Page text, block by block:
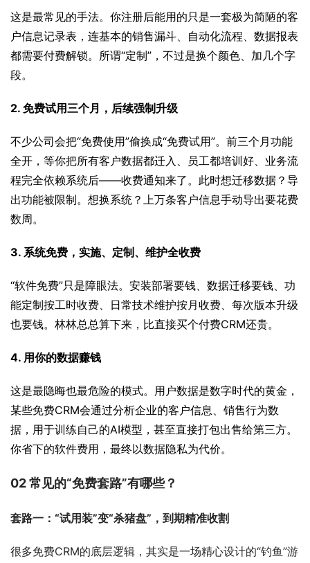
这是最常见的手法。你注册后能用的只是一套极为简陋的客
户信息记录表，连基本的销售漏斗、自动化流程、数据报表
都需要付费解锁。所谓“定制”，不过是换个颜色、加几个字
段。
2. 免费试用三个月，后续强制升级
不少公司会把“免费使用”偷换成“免费试用”。前三个月功能
全开，等你把所有客户数据都迁入、员工都培训好、业务流
程完全依赖系统后——收费通知来了。此时想迁移数据？导
出功能被限制。想换系统？上万条客户信息手动导出要花费
数周。
3. 系统免费，实施、定制、维护全收费
“软件免费”只是障眼法。安装部署要钱、数据迁移要钱、功
能定制按工时收费、日常技术维护按月收费、每次版本升级
也要钱。林林总总算下来，比直接买个付费CRM还贵。
4. 用你的数据赚钱
这是最隐晦也最危险的模式。用户数据是数字时代的黄金，
某些免费CRM会通过分析企业的客户信息、销售行为数
据，用于训练自己的AI模型，甚至直接打包出售给第三方。
你省下的软件费用，最终以数据隐私为代价。
02 常见的“免费套路”有哪些？
套路一：“试用装”变“杀猪盘”，到期精准收割
很多免费CRM的底层逻辑，其实是一场精心设计的“钓鱼”游